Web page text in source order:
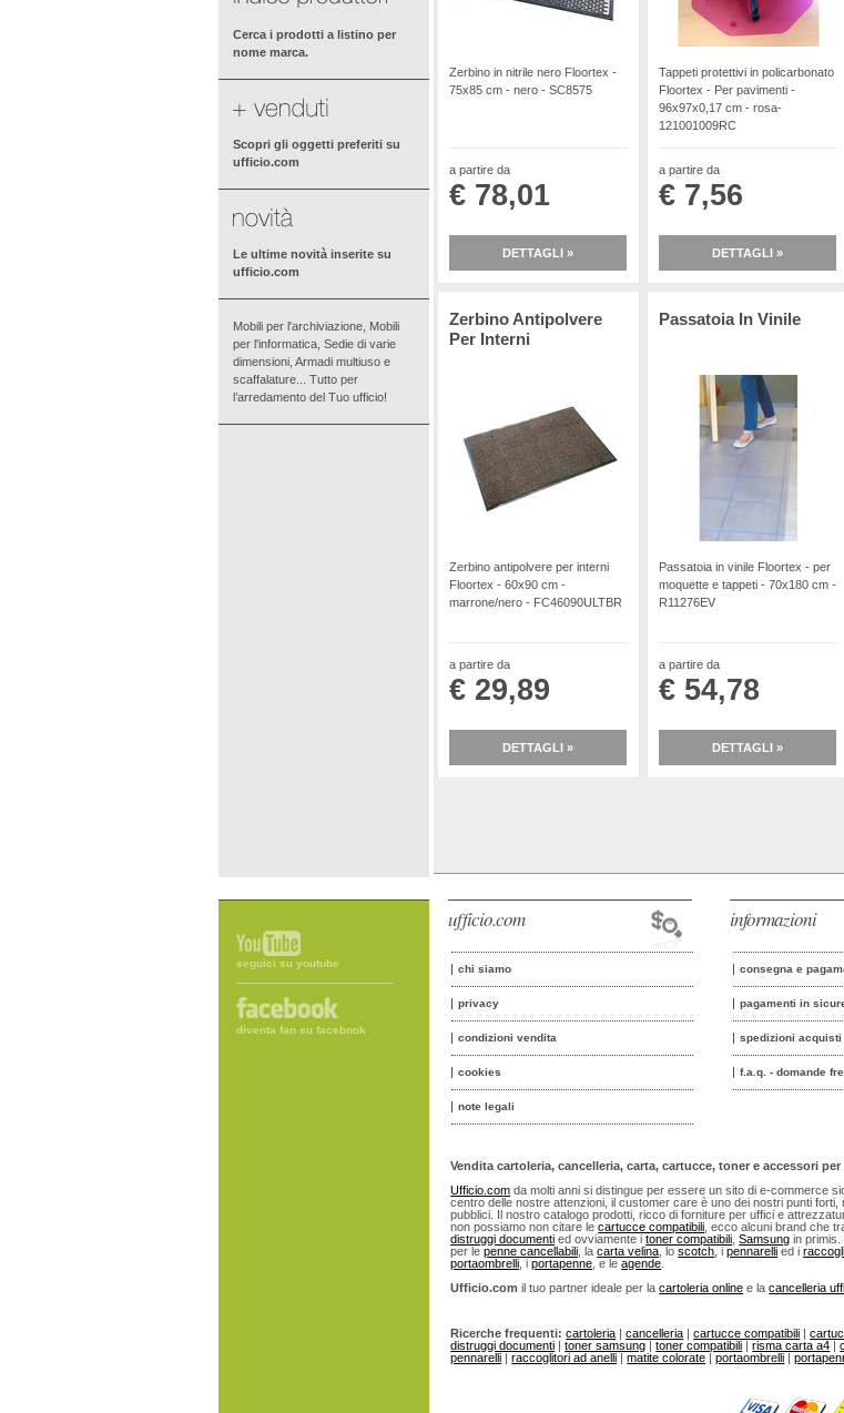
Cerca i prodotti a listino per
nome marca.
Scopri gli oggetti preferiti su
ufficio.com
Le ultime novità inserite su
ufficio.com
Mobili per l'archiviazione, Mobili
per l'informatica, Sedie di varie
dimensioni, Armadi multiuso e
scaffalature... Tutto per
l’arredamento del Tuo ufficio!
Zerbino in nitrile nero Floortex -
75x85 cm - nero - SC8575
a partire da
€ 78,01
DETTAGLI »
Tappeti protettivi in policarbonato
Floortex - Per pavimenti -
96x97x0,17 cm - rosa-
121001009RC
a partire da
€ 7,56
DETTAGLI »
Zerbino Antipolvere
Per Interni
Zerbino antipolvere per interni
Floortex - 60x90 cm -
marrone/nero - FC46090ULTBR
a partire da
€ 29,89
DETTAGLI »
Passatoia In Vinile
Passatoia in vinile Floortex - per
moquette e tappeti - 70x180 cm -
R11276EV
a partire da
€ 54,78
DETTAGLI »
seguici su youtube
diventa fan su facebook
informazioni
consegna e
pagamenti in
spedizioni acquisti
f.a.q. - domande
ufficio.com
chi siamo
privacy
condizioni vendita
cookies
note legali
Vendita cartoleria, cancelleria, carta, cartucce, toner e accessori
Ufficio.com da molti anni si distingue per essere un sito di e-commerce
centro delle nostre attenzioni, il customer care è uno dei nostri punti
pubblici. Il nostro catalogo prodotti, ricco di forniture per uffici e
non possiamo non citare lecartucce compatibili , ecco alcuni brand che
distruggi documenti ed ovviamente itoner compatibili ,Samsung in
per lepenne cancellabili , lacarta velina , loscotch , ipennarelli ed i
portaombrelli , iportapenne , e leagende
Ufficio.com il tuo partner ideale per lacartoleria online e lacancelleria
Ricerche frequenti: cartoleria |cancelleria |cartucce compatibili |
distruggi documenti |toner samsung |toner compatibili |risma carta a4 |
pennarelli |raccoglitori ad anelli |matite colorate |portaombrelli |